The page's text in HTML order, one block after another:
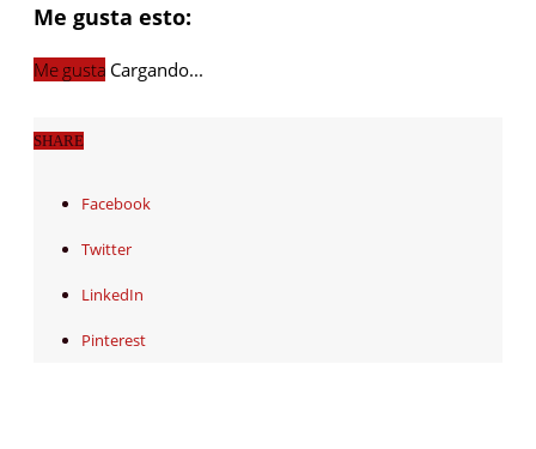
Me gusta esto:
Me gusta Cargando...
SHARE
Facebook
Twitter
LinkedIn
Pinterest